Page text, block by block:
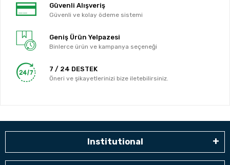
Güvenli Alışveriş
Güvenli ve kolay ödeme sistemi
Geniş Ürün Yelpazesi
Binlerce ürün ve kampanya seçeneği
7 / 24 DESTEK
Öneri ve şikayetlerinizi bize iletebilirsiniz.
Institutional